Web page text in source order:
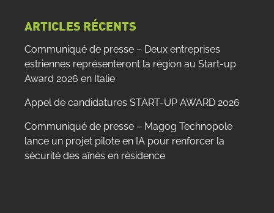
ARTICLES RÉCENTS
Communiqué de presse – Deux entreprises
estriennes représenteront la région au Start-up
Award 2026 en Italie
Appel de candidatures START-UP AWARD 2026
Communiqué de presse – Magog Technopole
lance un projet pilote en IA pour renforcer la
sécurité des aînés en résidence